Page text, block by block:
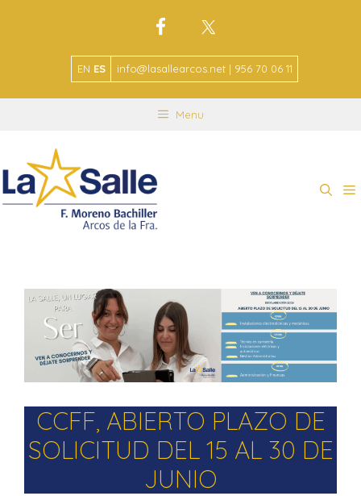
EN ES info@lasallearcos.net | 956 70 06 11
Menu
CCFF, ABIERTO PLAZO DE
SOLICITUD DEL 15 AL 30 DE
JUNIO